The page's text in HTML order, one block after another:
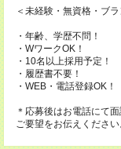
＜未経験・無資格・ブ
・年齢、学歴不問！
・WワークOK！
・10名以上採用予定！
・履歴書不要！
・WEB・電話登録OK！
＊応募後はお電話にて
ご要望をお伝えください